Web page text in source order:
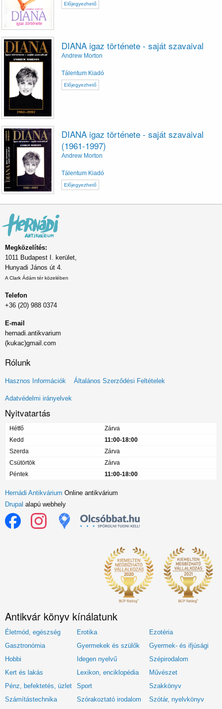
Előjegyezhető
DIANA igaz története - saját szavaival
Andrew Morton
Tálentum Kiadó
Előjegyezhető
DIANA igaz története - saját szavaival
(1961-1997)
Andrew Morton
Tálentum Kiadó
Előjegyezhető
Megközelítés:
1011 Budapest I. kerület,
Hunyadi János út 4.
A Clark Ádám tér közelében
Telefon
+36 (20) 988 0374
E-mail
hernadi.antikvarium
(kukac)gmail.com
Rólunk
Lábléc
menü
Hasznos Információk Általános Szerződési Feltételek
Adatvédelmi irányelvek
Nyitvatartás
Hétfő
Zárva
Kedd
11:00-18:00
Szerda
Zárva
Csütörtök
Zárva
Péntek
11:00-18:00
Hernádi Antikvárium Online antikvárium
Drupal alapú webhely
Antikvár könyv kínálatunk
Életmód, egészség Erotika
Ezotéria
Gasztronómia
Gyermekek és szülők
Gyermek- és ifjúsági
Hobbi
Idegen nyelvű
Szépirodalom
Kert és lakás
Lexikon, enciklopédia
Művészet
Pénz, befektetés, üzlet
Sport
Szakkönyv
Számítástechnika
Szórakoztató irodalom Szótár, nyelvkönyv